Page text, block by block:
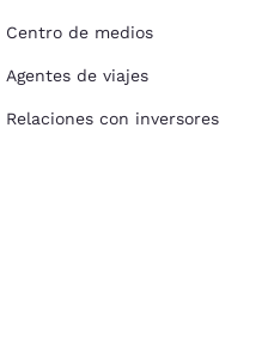
Centro de medios
Agentes de viajes
Relaciones con inversores